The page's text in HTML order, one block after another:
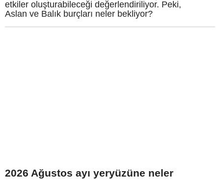
etkiler oluşturabileceği değerlendiriliyor. Peki,
Aslan ve Balık burçları neler bekliyor?
2026 Ağustos ayı yeryüzüne neler